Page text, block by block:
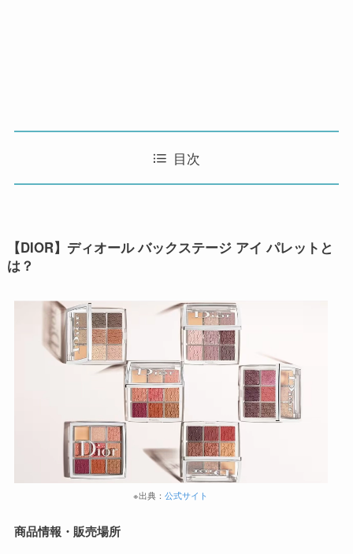
目次
【DIOR】ディオール バックステージ アイ パレットと
は？
※出典：公式サイト
商品情報・販売場所